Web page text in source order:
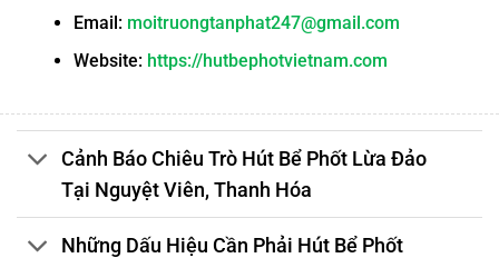
Email: moitruongtanphat247@gmail.com
Website: https://hutbephotvietnam.com
Cảnh Báo Chiêu Trò Hút Bể Phốt Lừa Đảo
Tại Nguyệt Viên, Thanh Hóa
Những Dấu Hiệu Cần Phải Hút Bể Phốt